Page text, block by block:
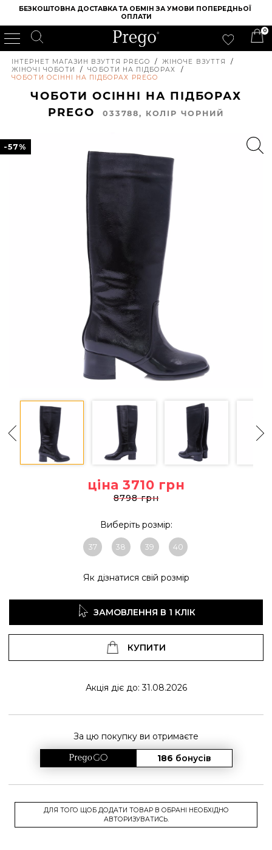
БЕЗКОШТОВНА ДОСТАВКА ТА ОБМІН ЗА УМОВИ ПОПЕРЕДНЬОЇ
ОПЛАТИ
0
ІНТЕРНЕТ МАГАЗИН ВЗУТТЯ PREGO / ЖІНОЧЕ ВЗУТТЯ
/
ЖІНОЧІ ЧОБОТИ
/ ЧОБОТИ НА ПІДБОРАХ
/
ЧОБОТИ ОСІННІ НА ПІДБОРАХ PREGO
ЧОБОТИ ОСІННІ НА ПІДБОРАХ
PREGO033788, КОЛIР ЧОРНИЙ
-57%
ціна 3710 грн
8798 грн
Виберіть розмір:
37 38 39 40
Як дізнатися свій розмір
ЗАМОВЛЕННЯ В 1 КЛІК
КУПИТИ
Акція діє до: 31.08.2026
За цю покупку ви отримаєте
186 бонусів
ДЛЯ ТОГО ЩОБ ДОДАТИ ТОВАР В ОБРАНІ НЕОБХІДНО
АВТОРИЗУВАТИСЬ.